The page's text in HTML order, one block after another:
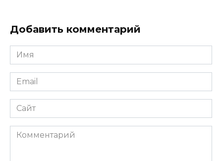
Добавить комментарий
Имя
*
Email
*
Сайт
Комментарий